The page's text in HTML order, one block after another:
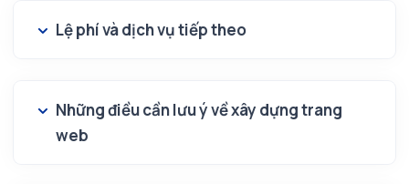
Lệ phí và dịch vụ tiếp theo
Những điều cần lưu ý về xây dựng trang
web